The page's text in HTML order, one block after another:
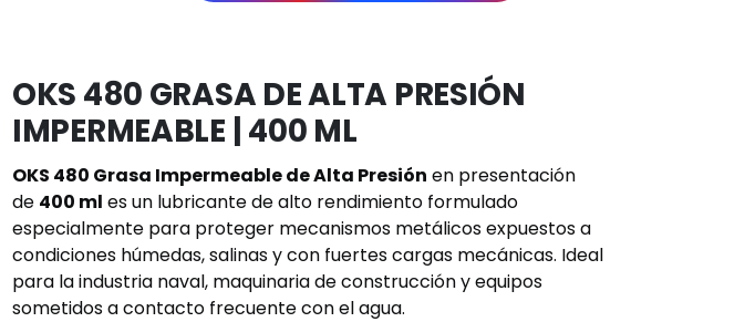
OKS 480 GRASA DE ALTA PRESIÓN
IMPERMEABLE | 400 ML
OKS 480 Grasa Impermeable de Alta Presión en presentación
de 400 ml es un lubricante de alto rendimiento formulado
especialmente para proteger mecanismos metálicos expuestos a
condiciones húmedas, salinas y con fuertes cargas mecánicas. Ideal
para la industria naval, maquinaria de construcción y equipos
sometidos a contacto frecuente con el agua.